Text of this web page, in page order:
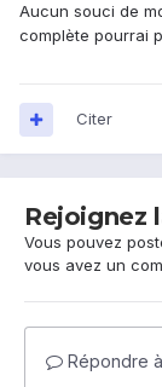
Aucun souci de
complète pourrai
Citer
Rejoignez
Vous pouvez
vous avez un
Répondre